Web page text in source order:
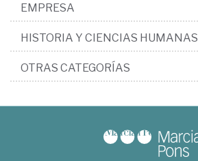
EMPRESA
HISTORIA Y CIENCIAS HUMANAS
OTRAS CATEGORÍAS